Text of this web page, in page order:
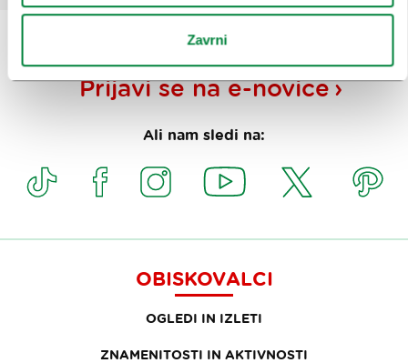
Zavrni
Prijavi se nae-novice
Ali nam sledi na:
OBISKOVALCI
OGLEDI IN IZLETI
ZNAMENITOSTI IN AKTIVNOSTI